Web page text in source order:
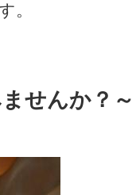
。
せんか？～